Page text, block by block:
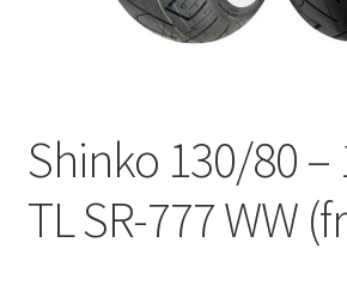
Shinko 130/80 –
TL SR-777 WW